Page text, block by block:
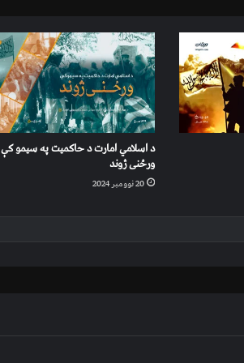
د اسلامي امارت د حاکمیت په سیمو کې
ورځنی ژوند
20 نوومبر 2024